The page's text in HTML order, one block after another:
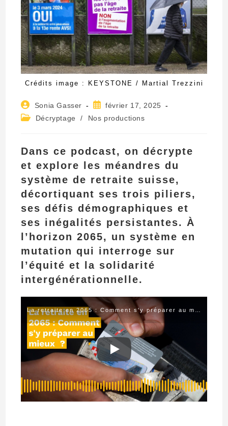
Crédits image : KEYSTONE / Martial Trezzini
Auteur/autrice
de
la
Sonia Gasser
Publication
publiée :
février 17, 2025
Post Décryptage / Nos productions
Dans ce podcast, on décrypte
et explore les méandres du
système de retraite suisse,
décortiquant ses trois piliers,
ses défis démographiques et
ses inégalités persistantes. À
l’horizon 2065, un système en
mutation qui interroge sur
l’équité et la solidarité
intergénérationnelle.
La retraite en 2065 : Comment s'y préparer au mieux ?